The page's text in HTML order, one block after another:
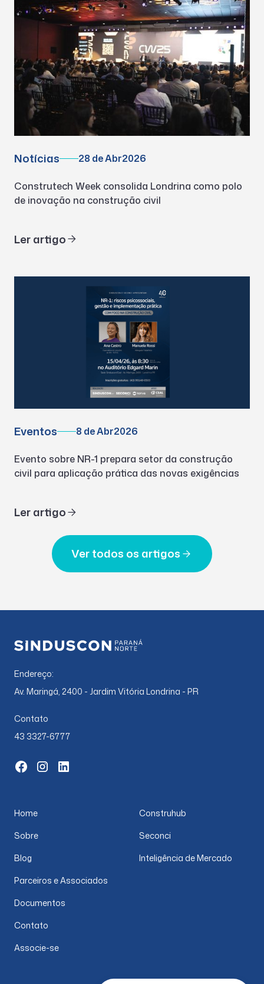
Notícias 28 de Abr2026
Construtech Week consolida Londrina como polo
de inovação na construção civil
Ler artigo
Eventos 8 de Abr2026
Evento sobre NR-1 prepara setor da construção
civil para aplicação prática das novas exigências
Ler artigo
Ver todos os artigos
Endereço:
Av. Maringá, 2400 - Jardim Vitória Londrina - PR
Contato
43 3327-6777
Home
Sobre
Blog
Parceiros e Associados
Documentos
Contato
Associe-se
Construhub
Seconci
Inteligência de Mercado